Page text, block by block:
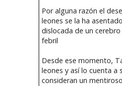
Por alguna razón el
leones se la ha
dislocada de un
febril
Desde ese momento,
leones y así lo cuenta a
consideran un mentiroso